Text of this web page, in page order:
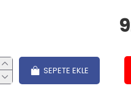
SEPETE EKLE